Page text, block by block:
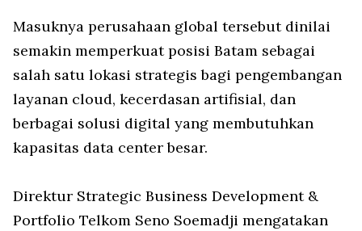
Masuknya perusahaan global tersebut dinilai
semakin memperkuat posisi Batam sebagai
salah satu lokasi strategis bagi pengembangan
layanan cloud, kecerdasan artifisial, dan
berbagai solusi digital yang membutuhkan
kapasitas data center besar.
Direktur Strategic Business Development &
Portfolio Telkom Seno Soemadji mengatakan